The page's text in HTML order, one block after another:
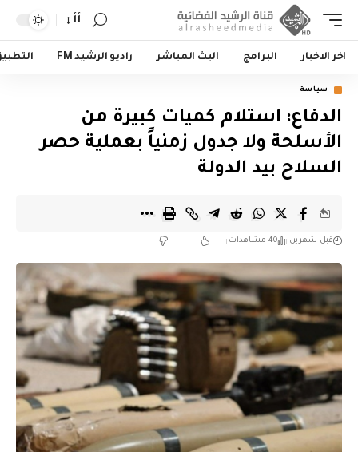
أأ
اخر الاخبار البرامج البث المباشر راديو الرشيد FM
سياسة
الدفاع: استلام كميات كبيرة من
الأسلحة ولا جدول زمنياً بعملية حصر
السلاح بيد الدولة
قبل شهرين 40 مشاهدات